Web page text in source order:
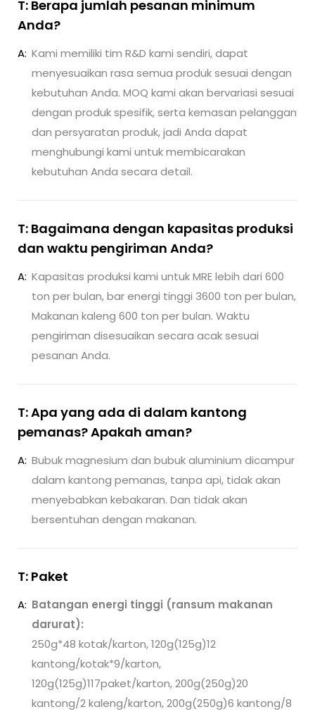
T: Berapa jumlah pesanan minimum
Anda?
A: Kami memiliki tim R&D kami sendiri, dapat
menyesuaikan rasa semua produk sesuai dengan
kebutuhan Anda. MOQ kami akan bervariasi sesuai
dengan produk spesifik, serta kemasan pelanggan
dan persyaratan produk, jadi Anda dapat
menghubungi kami untuk membicarakan
kebutuhan Anda secara detail.
T: Bagaimana dengan kapasitas produksi
dan waktu pengiriman Anda?
A: Kapasitas produksi kami untuk MRE lebih dari 600
ton per bulan, bar energi tinggi 3600 ton per bulan,
Makanan kaleng 600 ton per bulan. Waktu
pengiriman disesuaikan secara acak sesuai
pesanan Anda.
T: Apa yang ada di dalam kantong
pemanas? Apakah aman?
A: Bubuk magnesium dan bubuk aluminium dicampur
dalam kantong pemanas, tanpa api, tidak akan
menyebabkan kebakaran. Dan tidak akan
bersentuhan dengan makanan.
T: Paket
A: Batangan energi tinggi (ransum makanan
darurat):
250g*48 kotak/karton, 120g(125g)12
kantong/kotak*9/karton,
120g(125g)117paket/karton, 200g(250g)20
kantong/2 kaleng/karton, 200g(250g)6 kantong/8